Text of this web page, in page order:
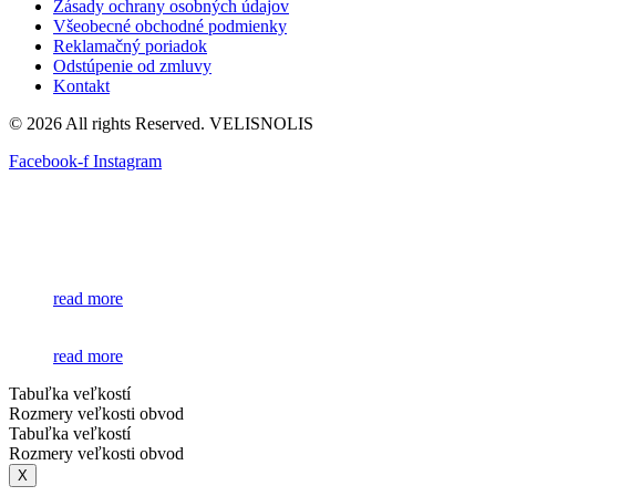
Zásady ochrany osobných údajov
Všeobecné obchodné podmienky
Reklamačný poriadok
Odstúpenie od zmluvy
Kontakt
© 2026 All rights Reserved. VELISNOLIS
Facebook-f Instagram
read more
read more
Tabuľka veľkostí
Rozmery veľkosti obvod
Tabuľka veľkostí
Rozmery veľkosti obvod
X